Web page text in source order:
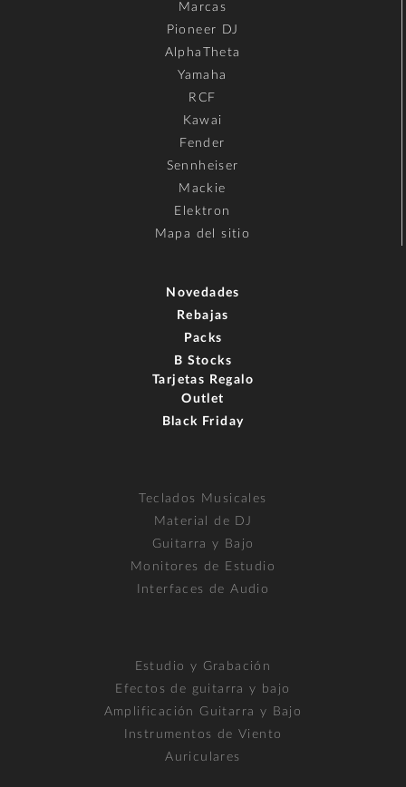
Marcas
Pioneer DJ
AlphaTheta
Yamaha
RCF
Kawai
Fender
Sennheiser
Mackie
Elektron
Mapa del sitio
Novedades
Rebajas
Packs
B Stocks
Tarjetas Regalo
Outlet
Black Friday
Teclados Musicales
Material de DJ
Guitarra y Bajo
Monitores de Estudio
Interfaces de Audio
Estudio y Grabación
Efectos de guitarra y bajo
Amplificación Guitarra y Bajo
Instrumentos de Viento
Auriculares